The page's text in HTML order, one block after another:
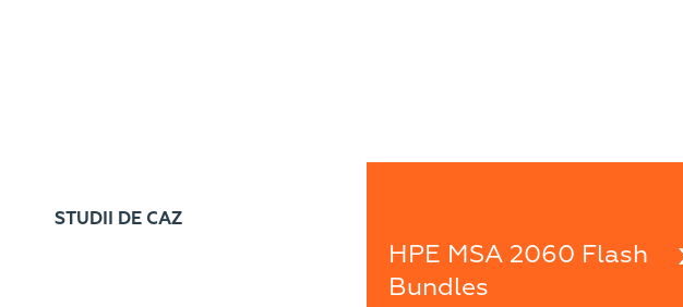
STUDII DE CAZ
HPE MSA 2060 Flash
Bundles